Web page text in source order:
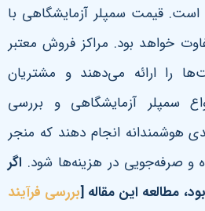
قیمت سمپلر آزمایشگاهی با
خواهد بود. مراکز فروش معتبر
را ارائه می‌دهند و مشتریان
سمپلر آزمایشگاهی و بررسی
هوشمندانه انجام دهند که منجر
و صرفه‌جویی در هزینه‌ها شود. اگر
مطالعه این مقاله [بررسی فرآیند